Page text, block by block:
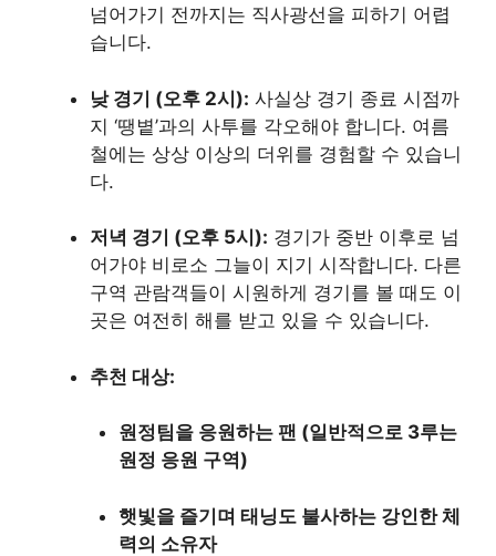
넘어가기 전까지는 직사광선을 피하기 어렵
습니다.
낮 경기 (오후 2시): 사실상 경기 종료 시점까
지 ‘땡볕’과의 사투를 각오해야 합니다. 여름
철에는 상상 이상의 더위를 경험할 수 있습니
다.
저녁 경기 (오후 5시): 경기가 중반 이후로 넘
어가야 비로소 그늘이 지기 시작합니다. 다른
구역 관람객들이 시원하게 경기를 볼 때도 이
곳은 여전히 해를 받고 있을 수 있습니다.
추천 대상:
원정팀을 응원하는 팬 (일반적으로 3루는
원정 응원 구역)
햇빛을 즐기며 태닝도 불사하는 강인한 체
력의 소유자